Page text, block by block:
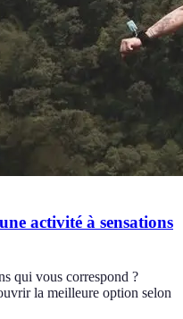
activité à sensations
qui vous correspond ?
la meilleure option selon